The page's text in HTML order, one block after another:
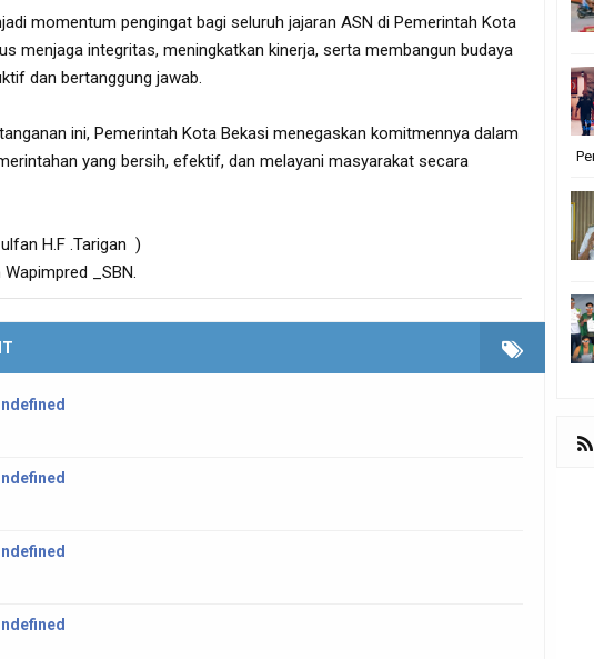
momentum pengingat bagi seluruh jajaran ASN di Pemerintah Kota
menjaga integritas, meningkatkan kinerja, serta membangun budaya
dan bertanggung jawab.
ini, Pemerintah Kota Bekasi menegaskan komitmennya dalam
yang bersih, efektif, dan melayani masyarakat secara
H.F .Tarigan )
_SBN.